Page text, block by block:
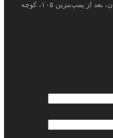
تهران، فداییان اسلام، پایین‌تر از آزادگان، بعد از پمپ‌بنزین ۱۰۵، کوچه